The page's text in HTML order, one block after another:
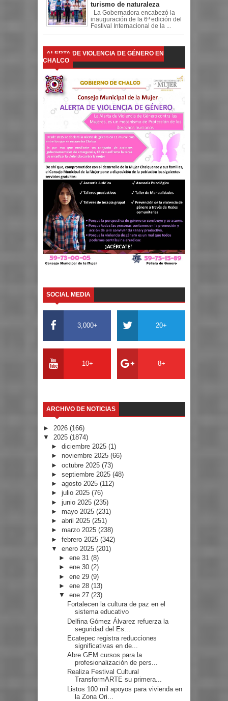
turismo de naturaleza
La Gobernadora encabezó la
inauguración de la 6ª edición del
Festival Internacional de la ...
ALERTA DE VIOLENCIA DE GÉNERO EN
CHALCO
SOCIAL MEDIA
3,000+ 20+
10+ 8+
ARCHIVO DE NOTICIAS
► 2026 (166)
▼ 2025 (1874)
► diciembre 2025 (1)
► noviembre 2025 (66)
► octubre 2025 (73)
► septiembre 2025 (48)
► agosto 2025 (112)
► julio 2025 (76)
► junio 2025 (235)
► mayo 2025 (231)
► abril 2025 (251)
► marzo 2025 (238)
► febrero 2025 (342)
▼ enero 2025 (201)
►ene 31(8)
►ene 30(2)
►ene 29(9)
►ene 28(13)
▼ene 27(23)
Fortalecen la cultura de paz en el
sistema educativo
Delfina Gómez Álvarez refuerza la
seguridad del Es...
Ecatepec registra reducciones
significativas en de...
Abre GEM cursos para la
profesionalización de pers...
Realiza Festival Cultural
TransformARTE su primera...
Listos 100 mil apoyos para vivienda en
la Zona Ori...